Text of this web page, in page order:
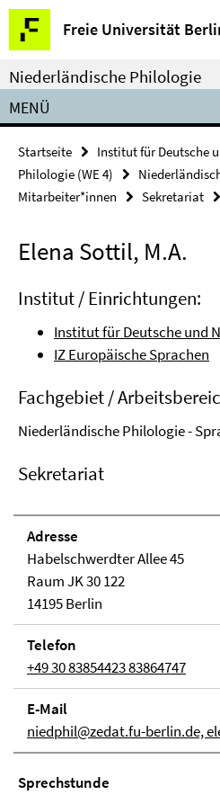
Springe
direkt
zu
Inhalt
Freie Universität
Service-
Navigation
Niederländische Philologie
MENÜ
Startseite
Institut für Deutsche
Philologie (WE 4)
Mitarbeiter*innen
Sekretariat
Elena Sottil, M.A.
Institut / Einrichtungen:
Institut für Deutsche und
IZ Europäische Sprachen
Fachgebiet /
Niederländische Philologie -
Sekretariat
Adresse
Habelschwerdter Allee 45
Raum JK 30 122
14195 Berlin
Telefon
+49 30 83854423 83864747
E-Mail
niedphil@zedat.fu-berlin.de,
Sprechstunde